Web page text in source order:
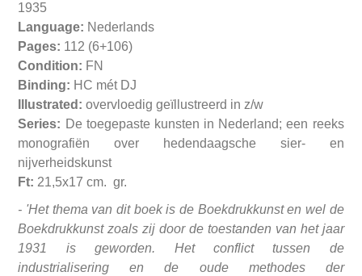
1935
Language: Nederlands
Pages: 112 (6+106)
Condition: FN
Binding: HC mét DJ
Illustrated: overvloedig geïllustreerd in z/w
Series: De toegepaste kunsten in Nederland; een reeks
monografiën over hedendaagsche sier- en
nijverheidskunst
Ft: 21,5x17 cm. gr.
- 'Het thema van dit boek is de Boekdrukkunst en wel de
Boekdrukkunst zoals zij door de toestanden van het jaar
1931 is geworden. Het conflict tussen de
industrialisering en de oude methodes der